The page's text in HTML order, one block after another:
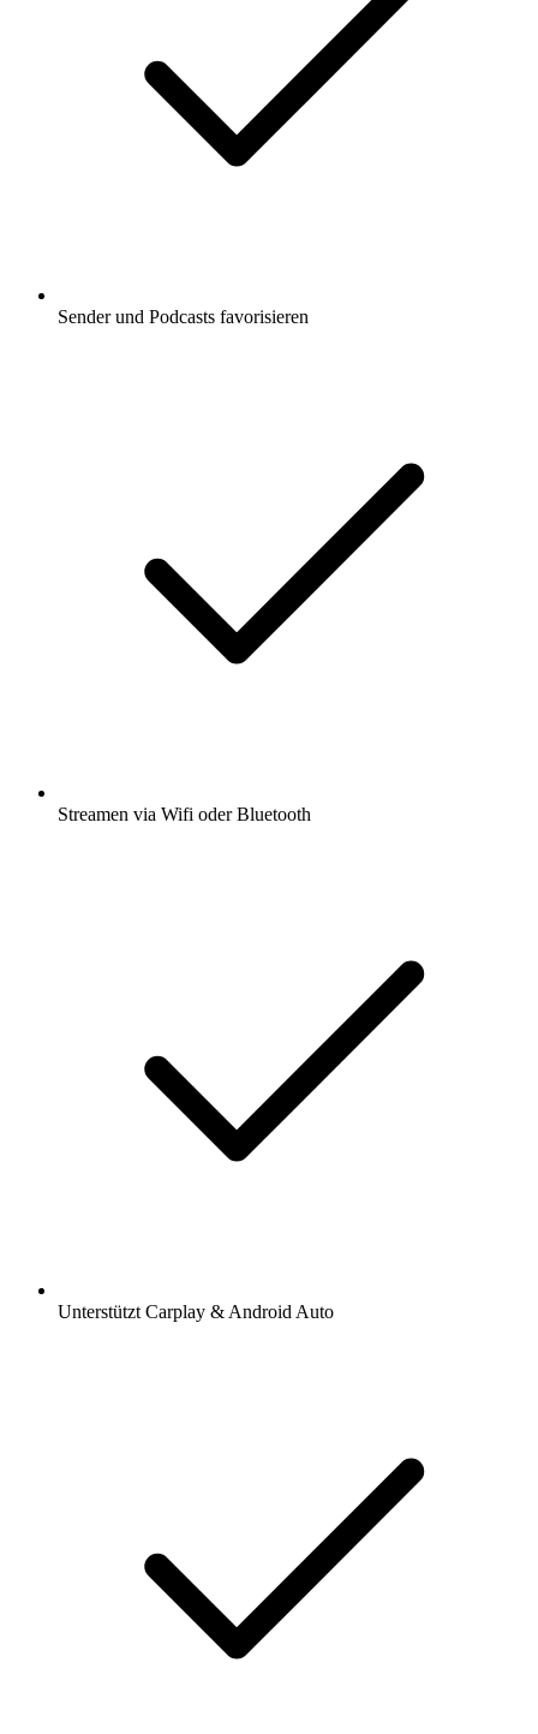
Sender und Podcasts favorisieren
Streamen via Wifi oder Bluetooth
Unterstützt Carplay & Android Auto